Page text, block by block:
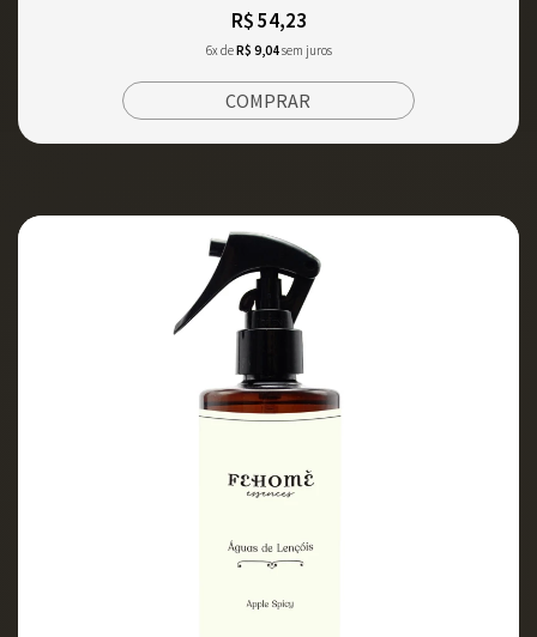
R$ 54,23
6x deR$ 9,04sem juros
COMPRAR